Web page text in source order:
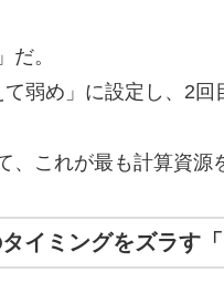
だ。
弱め」に設定し、2回
、これが最も計算資源
イミングをズラす